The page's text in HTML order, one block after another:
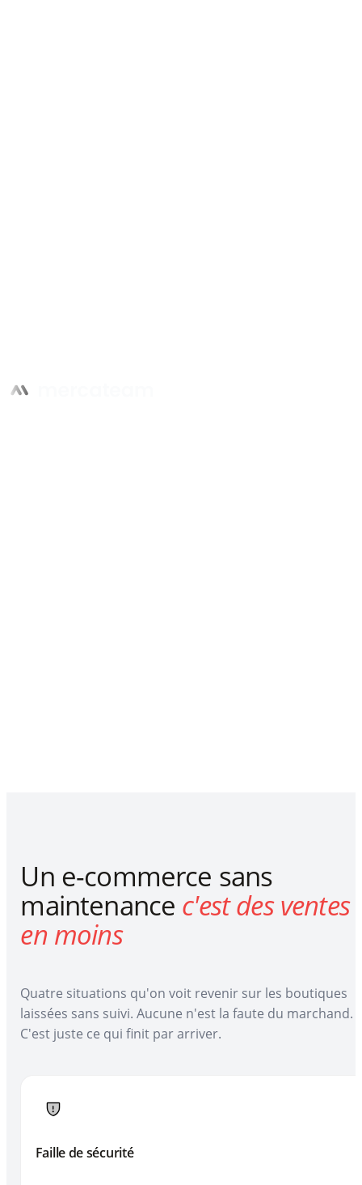
Un e-commerce sans
maintenance c'est des ventes
en moins
Quatre situations qu'on voit revenir sur les boutiques
laissées sans suivi. Aucune n'est la faute du marchand.
C'est juste ce qui finit par arriver.
Faille de sécurité